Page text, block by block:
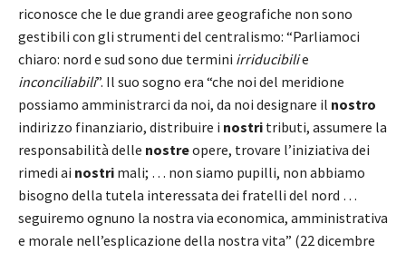
riconosce che le due grandi aree geografiche non sono
gestibili con gli strumenti del centralismo: “Parliamoci
chiaro: nord e sud sono due termini irriducibilie
inconciliabili”. Il suo sogno era “che noi del meridione
possiamo amministrarci da noi, da noi designare il nostro
indirizzo finanziario, distribuire i nostri tributi, assumere la
responsabilità delle nostreopere, trovare l’iniziativa dei
rimedi ai nostri mali; … non siamo pupilli, non abbiamo
bisogno della tutela interessata dei fratelli del nord …
seguiremo ognuno la nostra via economica, amministrativa
e morale nell’esplicazione della nostra vita” (22 dicembre